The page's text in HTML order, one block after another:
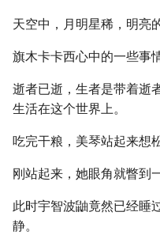
天空中，月明星稀，明亮
旗木卡卡西心中的一些事
逝者已逝，生者是带着逝
生活在这个世界上。
吃完干粮，美琴站起来想
刚站起来，她眼角就瞥到
此时宇智波鼬竟然已经睡
静。